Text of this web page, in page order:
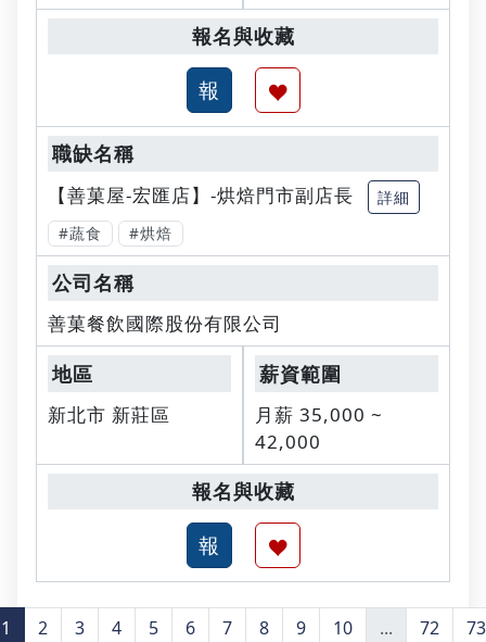
【善菓屋-宏匯店】-烘焙門市副店長
詳細
#蔬食
#烘焙
善菓餐飲國際股份有限公司
新北市 新莊區
月薪 35,000 ~
42,000
1 2 3 4 5 6 7 8 9 10 ... 72 73